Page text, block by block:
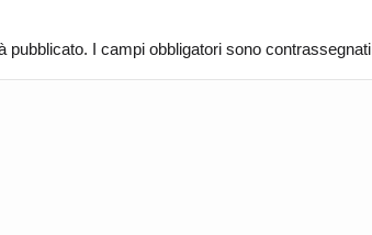
pubblicato. I campi obbligatori sono contrassegnati